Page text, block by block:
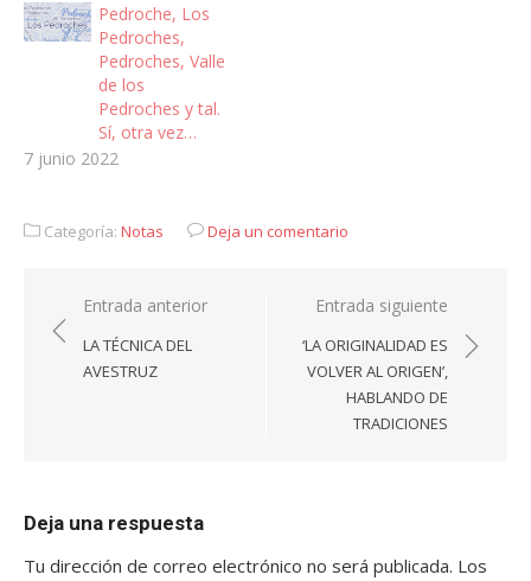
Pedroche, Los
Pedroches,
Pedroches, Valle
de los
Pedroches y tal.
Sí, otra vez…
7 junio 2022
Categoría: Notas Deja un comentario
Navegación
de
entradas
Entrada anterior
LA TÉCNICA DEL
AVESTRUZ
Entrada siguiente
‘LA ORIGINALIDAD ES
VOLVER AL ORIGEN’,
HABLANDO DE
TRADICIONES
Deja una respuesta
Tu dirección de correo electrónico no será publicada. Los